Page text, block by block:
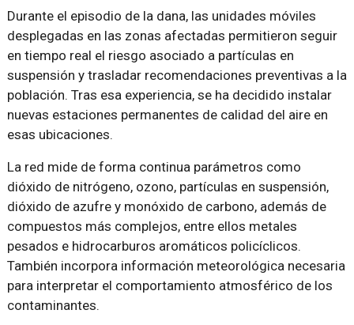
Durante el episodio de la dana, las unidades móviles
desplegadas en las zonas afectadas permitieron seguir
en tiempo real el riesgo asociado a partículas en
suspensión y trasladar recomendaciones preventivas a la
población. Tras esa experiencia, se ha decidido instalar
nuevas estaciones permanentes de calidad del aire en
esas ubicaciones.
La red mide de forma continua parámetros como
dióxido de nitrógeno, ozono, partículas en suspensión,
dióxido de azufre y monóxido de carbono, además de
compuestos más complejos, entre ellos metales
pesados e hidrocarburos aromáticos policíclicos.
También incorpora información meteorológica necesaria
para interpretar el comportamiento atmosférico de los
contaminantes.